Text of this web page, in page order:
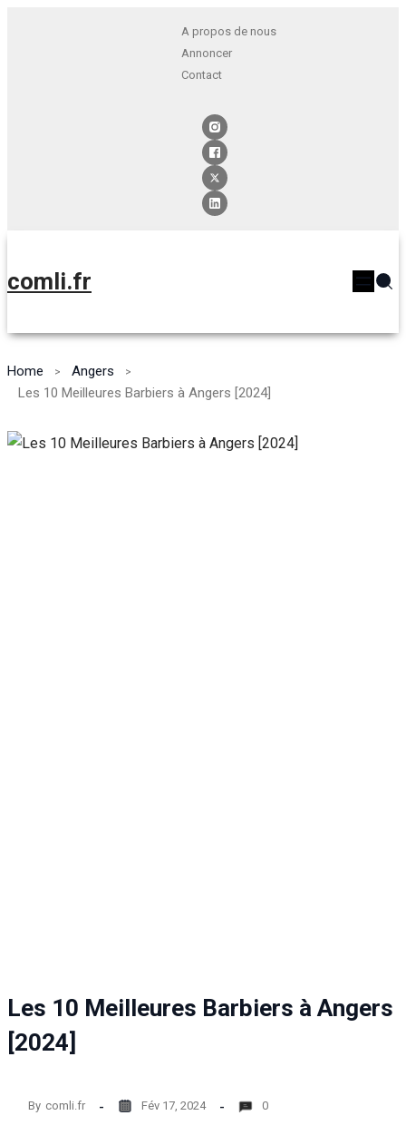
A propos de nous
Annoncer
Contact
comli.fr
Home
Angers
Les 10 Meilleures Barbiers à Angers [2024]
Les 10 Meilleures Barbiers à Angers
[2024]
By comli.fr Fév 17, 2024 0